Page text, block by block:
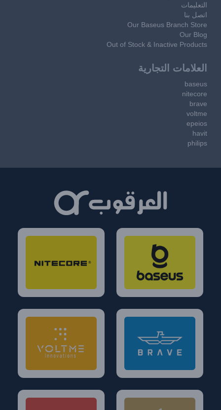
التعليمات
اتصل بنا
Our Baseus Branch Store
Our Blog
Out of Stock & Inactive Products
العلامات التجارية
baseus
nitecore
brave
voltme
epeios
havit
philips